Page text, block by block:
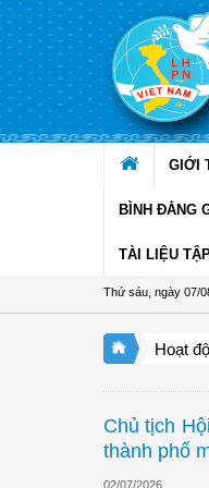
Truy cập nội dung luôn
GIỚI
BÌNH ĐẲNG
TÀI LIỆU
Thứ sáu, ngày 07/
Hội LHPN
Hoạt
Chủ tịch
thành phố
02/07/2026